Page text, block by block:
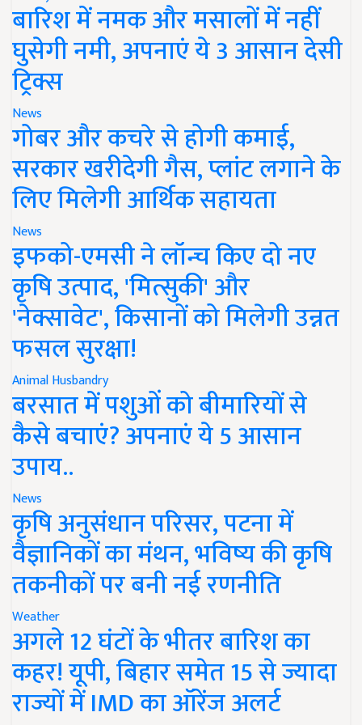
बारिश में नमक और मसालों में नहीं
घुसेगी नमी, अपनाएं ये 3 आसान देसी
ट्रिक्स
News
गोबर और कचरे से होगी कमाई,
सरकार खरीदेगी गैस, प्लांट लगाने के
लिए मिलेगी आर्थिक सहायता
News
इफको-एमसी ने लॉन्च किए दो नए
कृषि उत्पाद, 'मित्सुकी' और
'नेक्सावेट', किसानों को मिलेगी उन्नत
फसल सुरक्षा!
Animal Husbandry
बरसात में पशुओं को बीमारियों से
कैसे बचाएं? अपनाएं ये 5 आसान
उपाय..
News
कृषि अनुसंधान परिसर, पटना में
वैज्ञानिकों का मंथन, भविष्य की कृषि
तकनीकों पर बनी नई रणनीति
Weather
अगले 12 घंटों के भीतर बारिश का
कहर! यूपी, बिहार समेत 15 से ज्यादा
राज्यों में IMD का ऑरेंज अलर्ट